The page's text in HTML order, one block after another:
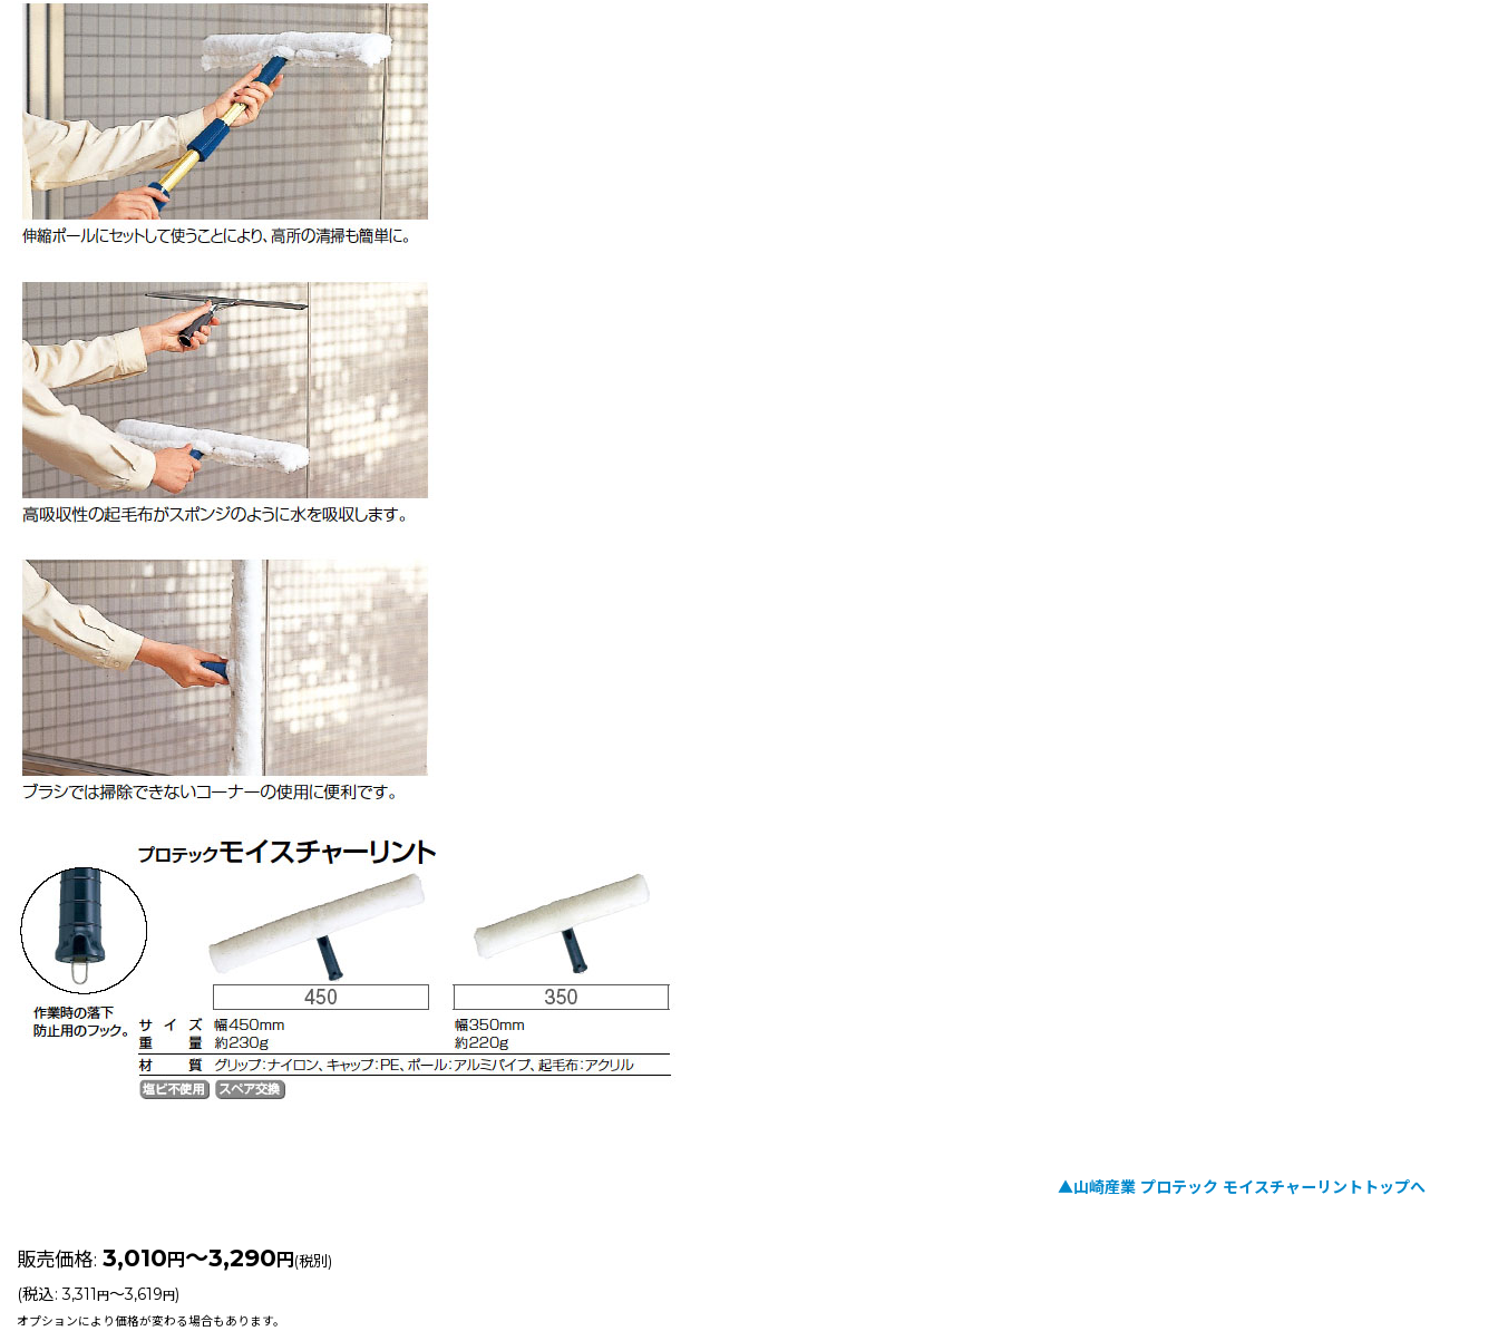
▲山崎産業 プロテック モイスチャーリントトップへ
販売価格: 3,010円～3,290円(税別)
(税込: 3,311円～3,619円)
オプションにより価格が変わる場合もあります。